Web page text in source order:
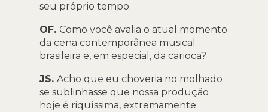
seu próprio tempo.
OF. Como você avalia o atual momento
da cena contemporânea musical
brasileira e, em especial, da carioca?
JS. Acho que eu choveria no molhado
se sublinhasse que nossa produção
hoje é riquíssima, extremamente